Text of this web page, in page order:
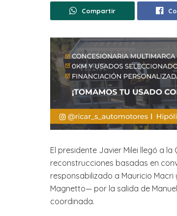
Compartir
El presidente Javier Milei llegó a
reconstrucciones basadas en
responsabilizado a Mauricio
Magnetto— por la salida de
coordinada.